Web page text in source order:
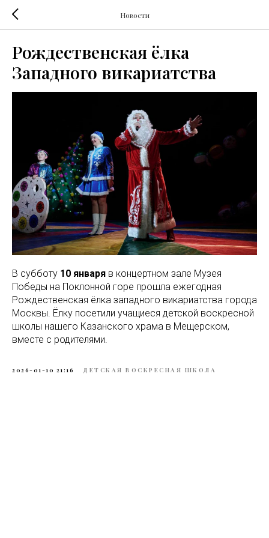
Новости
Рождественская ёлка
Западного викариатства
В субботу 10 января в концертном зале Музея
Победы на Поклонной горе прошла ежегодная
Рождественская ёлка западного викариатства города
Москвы. Ёлку посетили учащиеся детской воскресной
школы нашего Казанского храма в Мещерском,
вместе с родителями.
2026-01-10 21:16 ДЕТСКАЯ ВОСКРЕСНАЯ ШКОЛА